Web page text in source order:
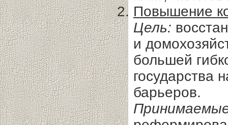
Повышение
Цель:
и
большей
государства
барьеров.